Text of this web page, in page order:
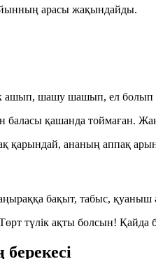
арасы жақындайды.
ашып, шашу шашып, ел болып
баласы қашанда тоймаған.
ананың аппақ
бақыт, табыс,
түлік ақты болсын!